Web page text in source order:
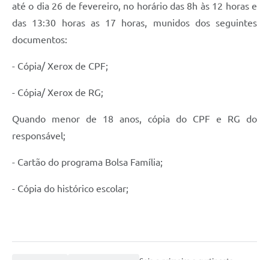
Serviço de Informação ao Cidadão
Termos de Fomento
Galeria de Fotos
Audiências Públicas
Iluminação Pública
Arquivos para Download
Carta de Serviços
Galeria de Vídeos
Logo Prefeitura de São Mateus do Sul
até o dia 26 de fevereiro, no horário das 8h às 12 horas e
das 13:30 horas as 17 horas, munidos dos seguintes
documentos:
- Cópia/ Xerox de CPF;
- Cópia/ Xerox de RG;
Quando menor de 18 anos, cópia do CPF e RG do
responsável;
- Cartão do programa Bolsa Família;
- Cópia do histórico escolar;